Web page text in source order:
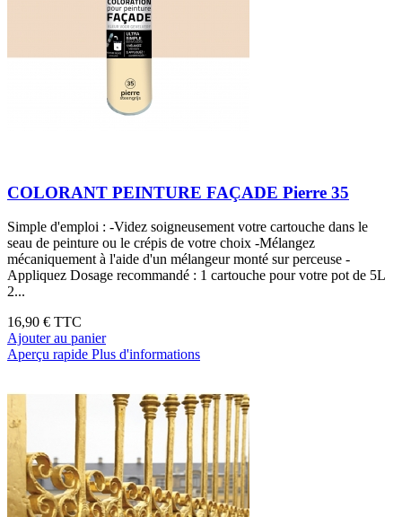
COLORANT PEINTURE FAÇADE Pierre 35
Simple d'emploi : -Videz soigneusement votre cartouche dans le
seau de peinture ou le crépis de votre choix -Mélangez
mécaniquement à l'aide d'un mélangeur monté sur perceuse -
Appliquez Dosage recommandé : 1 cartouche pour votre pot de 5L
2...
16,90 € TTC
Ajouter au panier
Aperçu rapide Plus d'informations